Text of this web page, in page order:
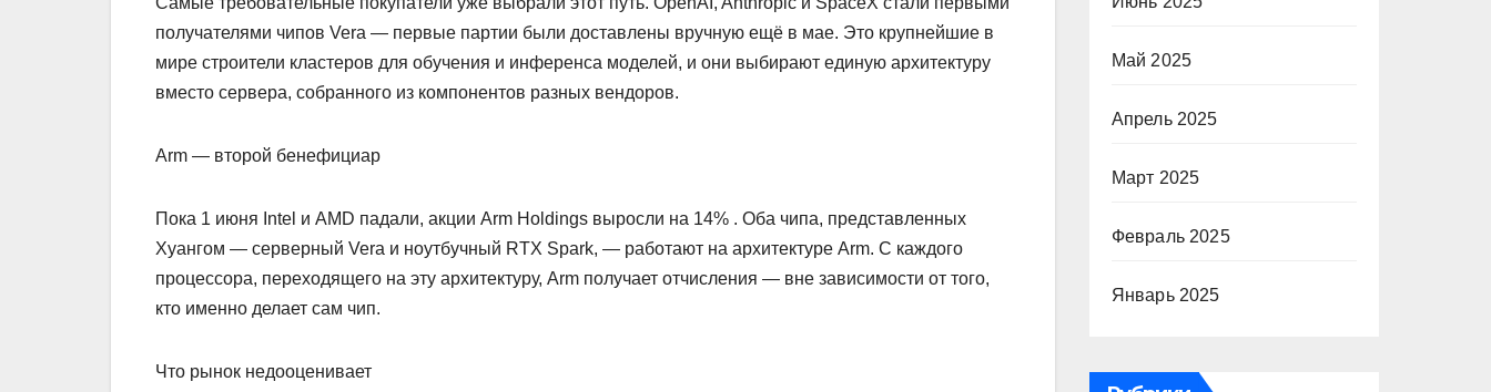
получателями чипов Vera — первые партии были доставлены вручную ещё в мае. Это крупнейшие в
мире строители кластеров для обучения и инференса моделей, и они выбирают единую архитектуру
вместо сервера, собранного из компонентов разных вендоров.
Arm — второй бенефициар
Пока 1 июня Intel и AMD падали, акции Arm Holdings выросли на 14% . Оба чипа, представленных
Хуангом — серверный Vera и ноутбучный RTX Spark, — работают на архитектуре Arm. С каждого
процессора, переходящего на эту архитектуру, Arm получает отчисления — вне зависимости от того,
кто именно делает сам чип.
Что рынок недооценивает
Май 2025
Апрель 2025
Март 2025
Февраль 2025
Январь 2025